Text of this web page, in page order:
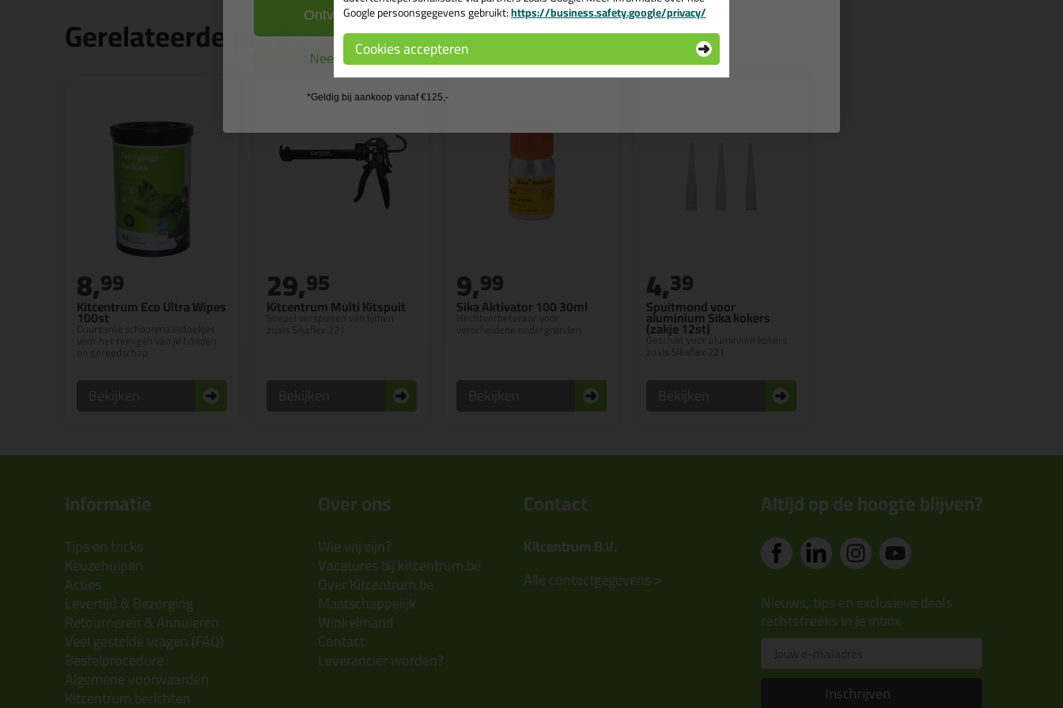
Gerelateerde producten
Kitcentrum Eco Ultra Wipes
100st
Duurzame schoonmaakdoekjes
8,99
Kitcentrum Multi Kitspuit
Soepel verspuiten van lijmen
29,95
Sika Aktivator 100 30ml
Hechtverbeteraar voor
9,99
Spuitmond voor
aluminium Sika kokers
(zakje 12st)
Geschikt voor aluminium kokers
4,39
Informatie
Tips en tricks
Keuzehulpen
Acties
Levertijd & Bezorging
Retourneren & Annuleren
Veel gestelde vragen (FAQ)
Bestelprocedure
Algemene voorwaarden
Kitcentrum berichten
Over ons
Wie wij zijn?
Vacatures bij kitcentrum.be
Over Kitcentrum.be
Maatschappelijk
Winkelmand
Contact
Leverancier worden?
Contact
Kitcentrum B.V.
Alle contactgegevens >
Altijd op de hoogte blijven?
Nieuws, tips en exclusieve deals
rechtstreeks in je inbox
Inschrijven
Google persoonsgegevens gebruikt:https://business.safety.google/privacy/
Cookies accepteren
Ontvang de actiecode ›
Nee, ik wil geen cadeau
*Geldig bij aankoop vanaf €125,-